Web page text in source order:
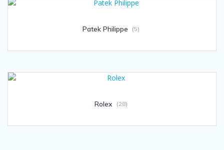
Patek Philippe (5)
Rolex (28)